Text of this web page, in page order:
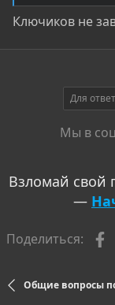
Ключиков не
Для
Мы в
Взломай свой
—
Поделиться:
Общие вопросы